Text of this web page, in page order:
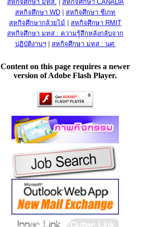
สหกิจศึกษา มทส.
สหกิจศึกษา CANADA
สหกิจศึกษา WD
สหกิจศึกษา ซีเกท
สหกิจศึกษากล้วยไม้
สหกิจศึกษา RMIT
สหกิจศึกษา มทส : ความรู้สึกหลังกลับจาก
ปฏิบัติงานฯ| สหกิจศึกษา มทส : นศ.
Content on this page requires a newer
version of Adobe Flash Player.